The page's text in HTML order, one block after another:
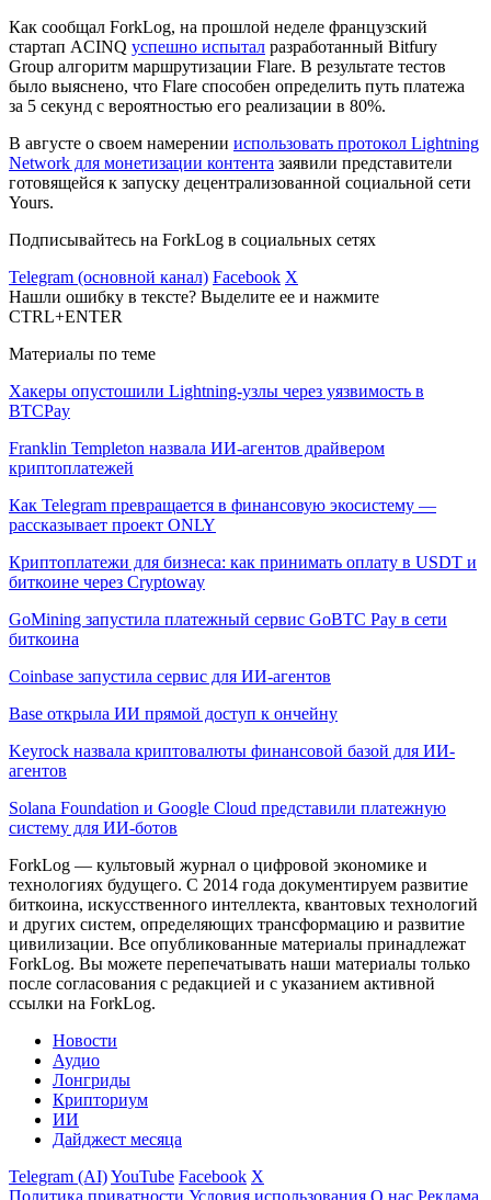
Как сообщал ForkLog, на прошлой неделе французский
стартап ACINQ успешно испытал разработанный Bitfury
Group алгоритм маршрутизации Flare. В результате тестов
было выяснено, что Flare способен определить путь платежа
за 5 секунд с вероятностью его реализации в 80%.
В августе о своем намерении использовать протокол Lightning
Network для монетизации контента заявили представители
готовящейся к запуску децентрализованной социальной сети
Yours.
Подписывайтесь на ForkLog в социальных сетях
Telegram (основной канал) Facebook X
Нашли ошибку в тексте? Выделите ее и нажмите
CTRL+ENTER
Материалы по теме
Хакеры опустошили Lightning-узлы через уязвимость в
BTCPay
Franklin Templeton назвала ИИ-агентов драйвером
криптоплатежей
Как Telegram превращается в финансовую экосистему —
рассказывает проект ONLY
Криптоплатежи для бизнеса: как принимать оплату в USDT и
биткоине через Cryptoway
GoMining запустила платежный сервис GoBTC Pay в сети
биткоина
Coinbase запустила сервис для ИИ-агентов
Base открыла ИИ прямой доступ к ончейну
Keyrock назвала криптовалюты финансовой базой для ИИ-
агентов
Solana Foundation и Google Cloud представили платежную
систему для ИИ-ботов
ForkLog — культовый журнал о цифровой экономике и
технологиях будущего. С 2014 года документируем развитие
биткоина, искусственного интеллекта, квантовых технологий
и других систем, определяющих трансформацию и развитие
цивилизации. Все опубликованные материалы принадлежат
ForkLog. Вы можете перепечатывать наши материалы только
после согласования с редакцией и с указанием активной
ссылки на ForkLog.
Новости
Аудио
Лонгриды
Крипториум
ИИ
Дайджест месяца
Telegram (AI)YouTube Facebook X
Политика приватности Условия использования О нас Реклама